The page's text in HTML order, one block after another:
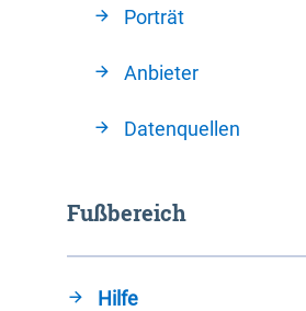
Porträt
Anbieter
Datenquellen
Fußbereich
Hilfe